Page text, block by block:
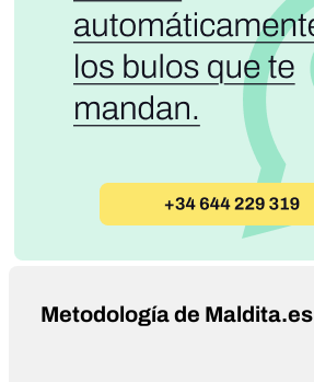
Metodología de Maldita.es